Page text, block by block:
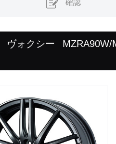
確認
ヴォクシー MZRA90W/